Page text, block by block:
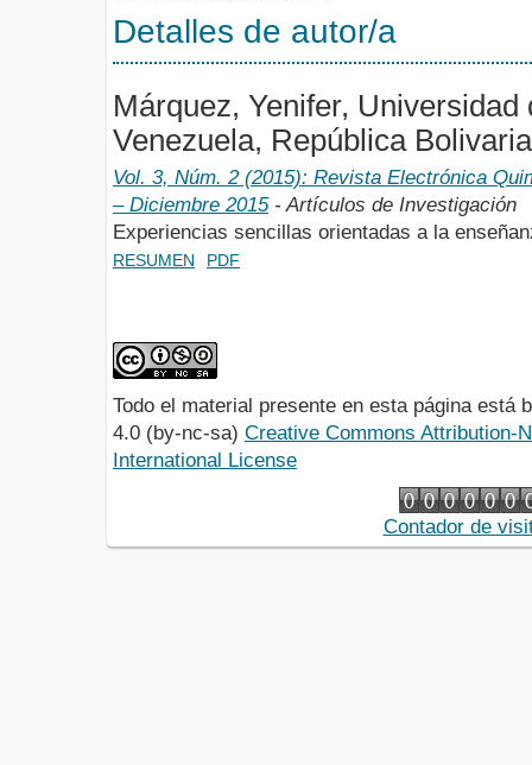
Detalles de autor/a
Márquez, Yenifer, Universidad
Venezuela, República
Vol. 3, Núm. 2 (2015): Revista Electrónica
– Diciembre 2015- Artículos de Investigación
Experiencias sencillas orientadas a la
RESUMEN PDF
Todo el material presente en esta página está
4.0 (by-nc-sa) Creative Commons Attribution-
International License
Contador de